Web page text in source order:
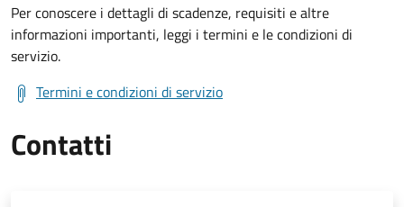
Per conoscere i dettagli di scadenze, requisiti e altre
informazioni importanti, leggi i termini e le condizioni di
servizio.
Termini e condizioni di servizio
Contatti